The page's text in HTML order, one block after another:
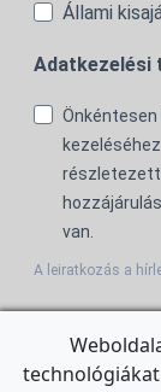
Állami
Adatkezelési
van.
A leiratkozás a